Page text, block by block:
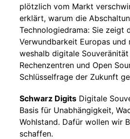
plötzlich vom Markt
erklärt, warum die
Technologiedrama: Sie zeigt
Verwundbarkeit Europas und
weshalb digitale Souveränität
Rechenzentren und Open
Schlüsselfrage der Zukunft
Schwarz Digits Digitale
Basis für Unabhängigkeit,
Wohlstand. Dafür wollen wir
schaffen.